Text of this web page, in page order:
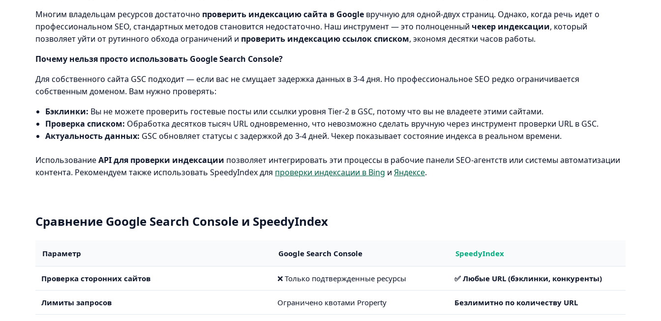
Многим владельцам ресурсов достаточно проверить индексацию сайта в Google вручную для одной-двух страниц. Однако, когда речь идет о
профессиональном SEO, стандартных методов становится недостаточно. Наш инструмент — это полноценный чекер индексации, который
позволяет уйти от рутинного обхода ограничений и проверить индексацию ссылок списком, экономя десятки часов работы.
Почему нельзя просто использовать Google Search Console?
Для собственного сайта GSC подходит — если вас не смущает задержка данных в 3-4 дня. Но профессиональное SEO редко ограничивается
собственным доменом. Вам нужно проверять:
Бэклинки: Вы не можете проверить гостевые посты или ссылки уровня Tier-2 в GSC, потому что вы не владеете этими сайтами.
Проверка списком: Обработка десятков тысяч URL одновременно, что невозможно сделать вручную через инструмент проверки URL в GSC.
Актуальность данных: GSC обновляет статусы с задержкой до 3-4 дней. Чекер показывает состояние индекса в реальном времени.
ИспользованиеAPI для проверки индексации позволяет интегрировать эти процессы в рабочие панели SEO-агентств или системы автоматизации
контента. Рекомендуем также использовать SpeedyIndex для проверки индексации в Bing и Яндексе.
Сравнение Google Search Console и SpeedyIndex
Параметр Google Search Console SpeedyIndex
Проверка сторонних сайтов ❌ Только подтвержденные ресурсы ✅ Любые URL (бэклинки, конкуренты)
Лимиты запросов Ограничено квотами Property Безлимитно по количеству URL